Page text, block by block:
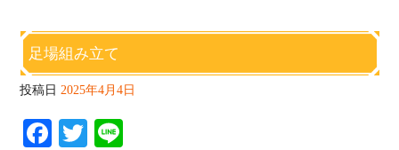
足場組み立て
投稿日 2025年4月4日
Fa T